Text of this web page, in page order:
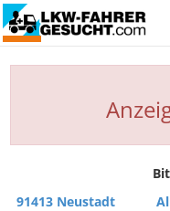
91413 Neustadt